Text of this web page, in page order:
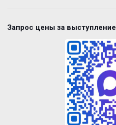
Запрос цены за выступление